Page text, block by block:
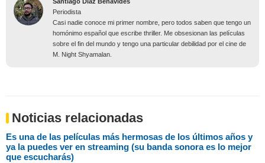
Periodista
Casi nadie conoce mi primer nombre, pero todos saben que tengo un
homónimo español que escribe thriller. Me obsesionan las películas
sobre el fin del mundo y tengo una particular debilidad por el cine de
M. Night Shyamalan.
Noticias relacionadas
Es una de las películas más hermosas de los últimos años y
ya la puedes ver en streaming (su banda sonora es lo mejor
que escucharás)